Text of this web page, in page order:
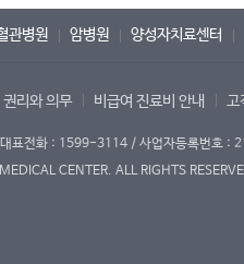
관병원 암병원 양성자치료센터
리와 의무 비급여 진료비 안내 고
대표전화 : 1599-3114 / 사업자등록번호
CENTER. ALL RIGHTS